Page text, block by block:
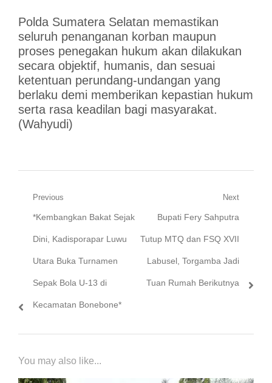
Polda Sumatera Selatan memastikan
seluruh penanganan korban maupun
proses penegakan hukum akan dilakukan
secara objektif, humanis, dan sesuai
ketentuan perundang-undangan yang
berlaku demi memberikan kepastian hukum
serta rasa keadilan bagi masyarakat.
(Wahyudi)
Navigasi
pos
Previous
Previous
post:
*Kembangkan Bakat Sejak
Dini, Kadisporapar Luwu
Utara Buka Turnamen
Sepak Bola U-13 di
Kecamatan Bonebone*
Next
Next
post:
Bupati Fery Sahputra
Tutup MTQ dan FSQ XVII
Labusel, Torgamba Jadi
Tuan Rumah Berikutnya
You may also like...